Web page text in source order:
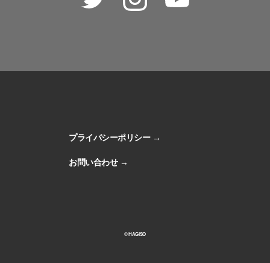
プライバシーポリシー
お問い合わせ
© HAGISO